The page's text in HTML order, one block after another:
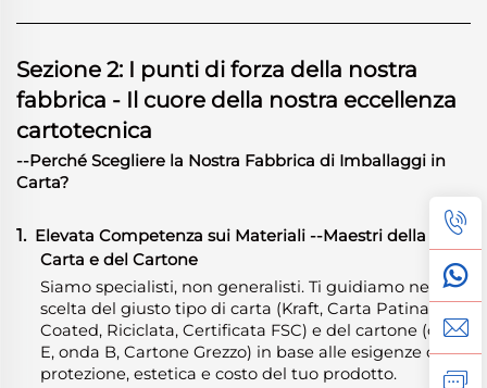
Sezione 2: I punti di forza della nostra
fabbrica - Il cuore della nostra eccellenza
cartotecnica
--Perché Scegliere la Nostra Fabbrica di Imballaggi in
Carta?
1. Elevata Competenza sui Materiali --Maestri della
Carta e del Cartone
Siamo specialisti, non generalisti. Ti guidiamo nella
scelta del giusto tipo di carta (Kraft, Carta Patinata,
Coated, Riciclata, Certificata FSC) e del cartone (onda
E, onda B, Cartone Grezzo) in base alle esigenze di
protezione, estetica e costo del tuo prodotto.